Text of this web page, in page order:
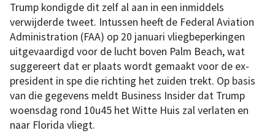
Trump kondigde dit zelf al aan in een inmiddels
verwijderde tweet. Intussen heeft de Federal Aviation
Administration (FAA) op 20 januari vliegbeperkingen
uitgevaardigd voor de lucht boven Palm Beach, wat
suggereert dat er plaats wordt gemaakt voor de ex-
president in spe die richting het zuiden trekt. Op basis
van die gegevens meldt Business Insider dat Trump
woensdag rond 10u45 het Witte Huis zal verlaten en
naar Florida vliegt.